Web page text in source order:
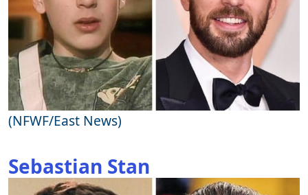
(NFWF/East News)
Sebastian Stan